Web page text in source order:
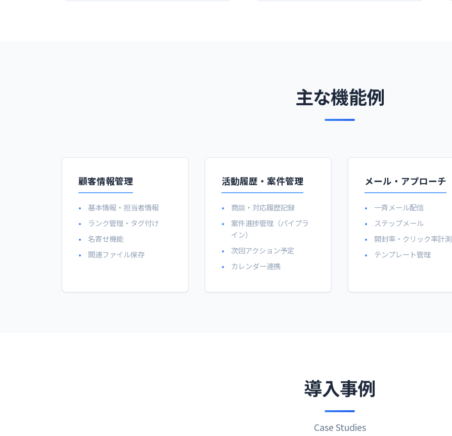
主な機能例
顧客情報管理
基本情報・担当者情報
ランク管理・タグ付け
名寄せ機能
関連ファイル保存
活動履歴・案件管理
商談・対応履歴記録
案件進捗管理（パイプラ
イン）
次回アクション予定
カレンダー連携
メール・アプローチ
一斉メール配信
ステップメール
開封率・クリック率計測
テンプレート管理
導入事例
Case Studies